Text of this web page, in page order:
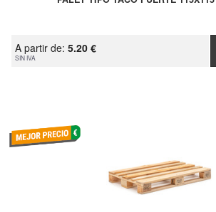
A partir de: 5.20 €
SIN IVA